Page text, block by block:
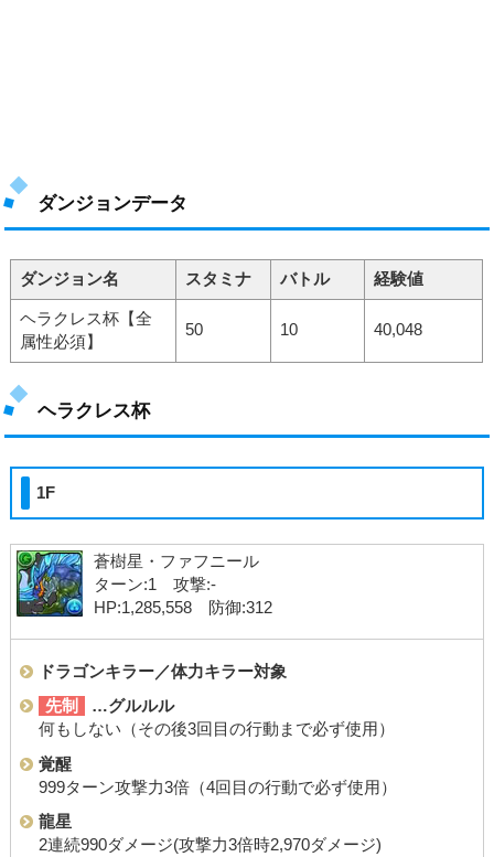
ダンジョンデータ
ダンジョン名 スタミナ バトル 経験値
ヘラクレス杯【全
属性必須】
50 10 40,048
ヘラクレス杯
1F
蒼樹星・ファフニール
ターン:1 攻撃:-
HP:1,285,558 防御:312
ドラゴンキラー／体力キラー対象
先制
…グルルル
何もしない（その後3回目の行動まで必ず使用）
覚醒
999ターン攻撃力3倍（4回目の行動で必ず使用）
龍星
2連続990ダメージ(攻撃力3倍時2,970ダメージ)